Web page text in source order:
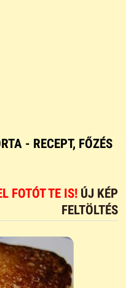
- RECEPT, FŐZÉS
FOTÓT TE IS! ÚJ KÉP
FELTÖLTÉS